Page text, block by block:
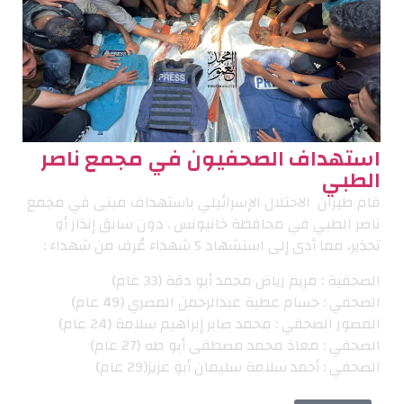
استهداف الصحفيون في مجمع ناصر
الطبي
قام طيران الاحتلال الإسرائيلي باستهداف مبنى في مجمع
ناصر الطبي في محافظة خانيونس . دون سابق إنذار أو
تحذير، مما أدى إلى استشهاد 5 شهداء عُرف من شهداء :
الصحفية : مريم رياض محمد أبو دقة (33 عام)
الصحفي : حسام عطية عبدالرحمن المصري (49 عام)
المصور الصحفي : محمد صابر إبراهيم سلامة (24 عام)
الصحفي : معاذ محمد مصطفى أبو طه (27 عام)
الصحفي : أحمد سلامة سليمان أبو عزيز(29 عام)